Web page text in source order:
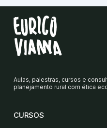
Aulas, palestras, cursos e
planejamento rural com ética
CURSOS